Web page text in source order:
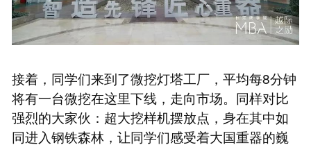
接着，同学们来到了微挖灯塔工厂，平均每8分钟
将有一台微挖在这里下线，走向市场。同样对比
强烈的大家伙：超大挖样机摆放点，身在其中如
同进入钢铁森林，让同学们感受着大国重器的巍